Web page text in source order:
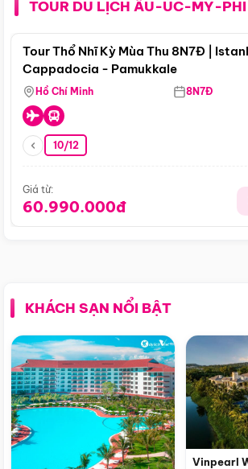
TOUR DU LỊCH ÂU-ÚC-MỸ-PHI
Tour Thổ Nhĩ Kỳ Mùa Thu 8N7Đ |
Cappadocia - Pamukkale
Hồ Chí Minh 8N7Đ
10/12
Giá từ:
60.990.000đ
KHÁCH SẠN NỔI BẬT
Vinpearl